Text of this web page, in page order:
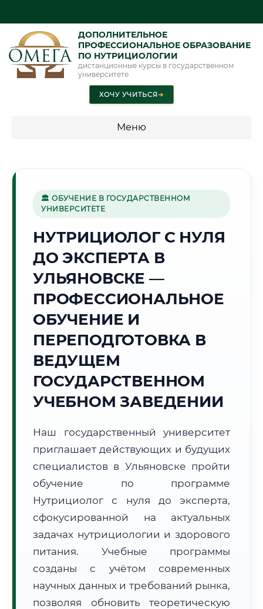
ДОПОЛНИТЕЛЬНОЕ
ПРОФЕССИОНАЛЬНОЕ ОБРАЗОВАНИЕ
ПО НУТРИЦИОЛОГИИ
дистанционные курсы в государственном
университете
ХОЧУ УЧИТЬСЯ➜
Меню
✈️
Г. УЛЬЯНОВСК
06:43:05
2026 г.
Погода в г. Ульяновск: ⛅ +21°C Переменная облачность
🌅 Восход: 05:09
📍 Региональная справка г. Ульяновск
Почтовые индексы:
432000–432999
Часовой пояс:
МСК+1 (UTC+4)
Формат учебы:
Дистанционно
🗺️ Зона обслуживания: г. Ульяновск
🏛 ОБУЧЕНИЕ В ГОСУДАРСТВЕННОМ
УНИВЕРСИТЕТЕ
НУТРИЦИОЛОГ С НУЛЯ
ДО ЭКСПЕРТА В
УЛЬЯНОВСКЕ —
ПРОФЕССИОНАЛЬНОЕ
ОБУЧЕНИЕ И
ПЕРЕПОДГОТОВКА В
ВЕДУЩЕМ
ГОСУДАРСТВЕННОМ
УЧЕБНОМ ЗАВЕДЕНИИ
Наш государственный университет
приглашает действующих и будущих
специалистов в Ульяновске пройти
обучение по программе
Нутрициолог с нуля до эксперта,
сфокусированной на актуальных
задачах нутрициологии и здорового
питания. Учебные программы
созданы с учётом современных
научных данных и требований рынка,
позволяя обновить теоретическую